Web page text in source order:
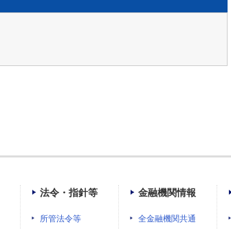
法令・指針等
所管法令等
金融機関情報
全金融機関共通